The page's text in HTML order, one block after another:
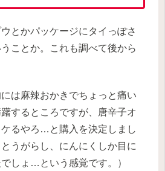
とかパッケージにタイっぽさ
ことか。これも調べて後から
は麻辣おかきでちょっと痛い
するところですが、唐辛子オ
るやろ…と購入を決定しまし
うがらし、にんにくしか目に
しょ…という感覚です。）